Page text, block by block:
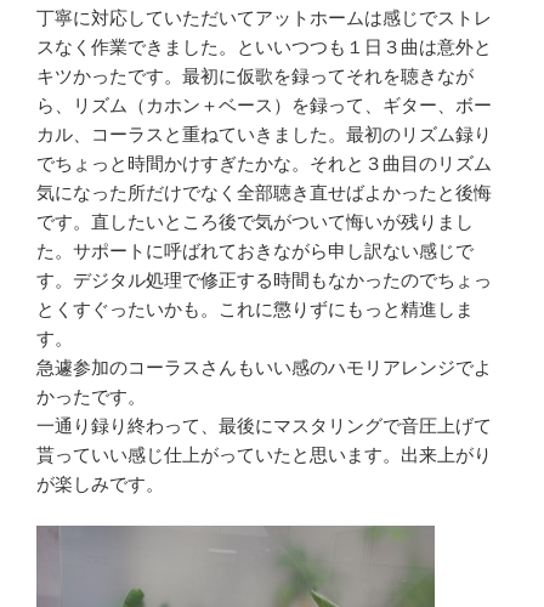
丁寧に対応していただいてアットホームは感じでストレ
スなく作業できました。といいつつも１日３曲は意外と
キツかったです。最初に仮歌を録ってそれを聴きなが
ら、リズム（カホン＋ベース）を録って、ギター、ボー
カル、コーラスと重ねていきました。最初のリズム録り
でちょっと時間かけすぎたかな。それと３曲目のリズム
気になった所だけでなく全部聴き直せばよかったと後悔
です。直したいところ後で気がついて悔いが残りまし
た。サポートに呼ばれておきながら申し訳ない感じで
す。デジタル処理で修正する時間もなかったのでちょっ
とくすぐったいかも。これに懲りずにもっと精進しま
す。
急遽参加のコーラスさんもいい感のハモリアレンジでよ
かったです。
一通り録り終わって、最後にマスタリングで音圧上げて
貰っていい感じ仕上がっていたと思います。出来上がり
が楽しみです。